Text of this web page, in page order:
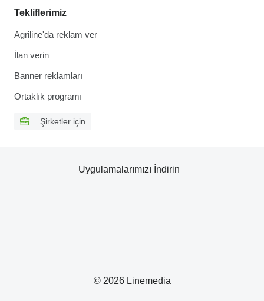
Tekliflerimiz
Agriline'da reklam ver
İlan verin
Banner reklamları
Ortaklık programı
Şirketler için
© 2026 Linemedia
Uygulamalarımızı İndirin